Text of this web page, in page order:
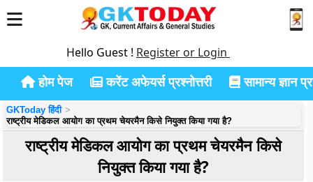
Hello Guest ! Register or Login
होम पेज करेंट अफेयर्स प्रश्नोत्तरी सामान्य ज्ञान
GKToday हिंदी
राष्ट्रीय मेडिकल आयोग का प्रथम चेयरमैन किसे नियुक्त किया गया है?
राष्ट्रीय मेडिकल आयोग का प्रथम चेयरमैन किसे
नियुक्त किया गया है?